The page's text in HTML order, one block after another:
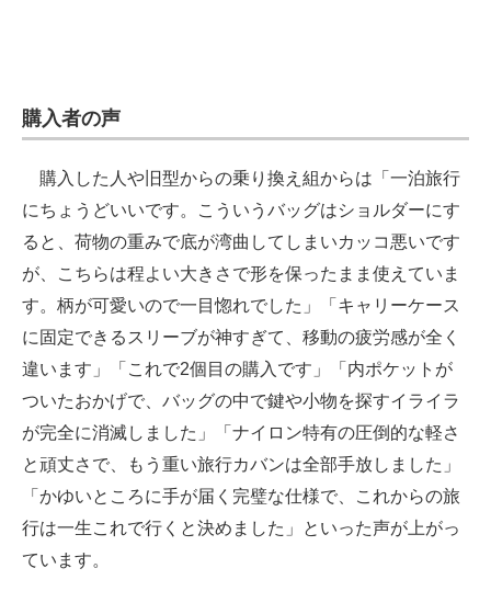
購入者の声
購入した人や旧型からの乗り換え組からは「一泊旅行
にちょうどいいです。こういうバッグはショルダーにす
ると、荷物の重みで底が湾曲してしまいカッコ悪いです
が、こちらは程よい大きさで形を保ったまま使えていま
す。柄が可愛いので一目惚れでした」「キャリーケース
に固定できるスリーブが神すぎて、移動の疲労感が全く
違います」「これで2個目の購入です」「内ポケットが
ついたおかげで、バッグの中で鍵や小物を探すイライラ
が完全に消滅しました」「ナイロン特有の圧倒的な軽さ
と頑丈さで、もう重い旅行カバンは全部手放しました」
「かゆいところに手が届く完璧な仕様で、これからの旅
行は一生これで行くと決めました」といった声が上がっ
ています。